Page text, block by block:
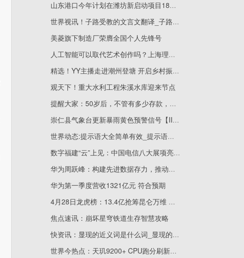
山东港口今年计划在潍坊新启动项目18项 投资逾250亿元 每日报道
世界视讯！子路受教的文言文翻译_子路受教文言文翻译
美菱旗下制造厂荣膺全国个人先锋号
人工智能可以取代艺术创作吗？上海理工大学“元点人工智能艺术展”开幕|世界热文
精选！YY主播走进潮州登塘 开启乡村振兴专场直播
观天下！重大水利工程朱溪水库迎来节点
提醒大家：50岁后，不管有多少存款，也千万别做“3件”糊涂事！
崇仁县气象台更新暴雨黄色预警信号【III级/较重】【2023-04-28】|全球速递
世界动态:提示语大全简单有效_提示语大全
数字福建“云”上见：中国电信八大展项亮相云生态成果展|世界通讯
华为周跃峰：构建先进数据存力，推动数据基础设施高质量发展_全球时快讯
华为第一季度营收1321亿元 符合预期
4月28日龙虎榜：13.4亿抢筹昆仑万维 机构净买入25只股|全球速看
焦点速讯：崩坏星穹铁道生存智慧攻略
快资讯：显现的近义词是什么词_显现的近义词
世界今热点：天玑9200+ CPU跑分刷新纪录，安卓性能升级，5月10日见分晓！